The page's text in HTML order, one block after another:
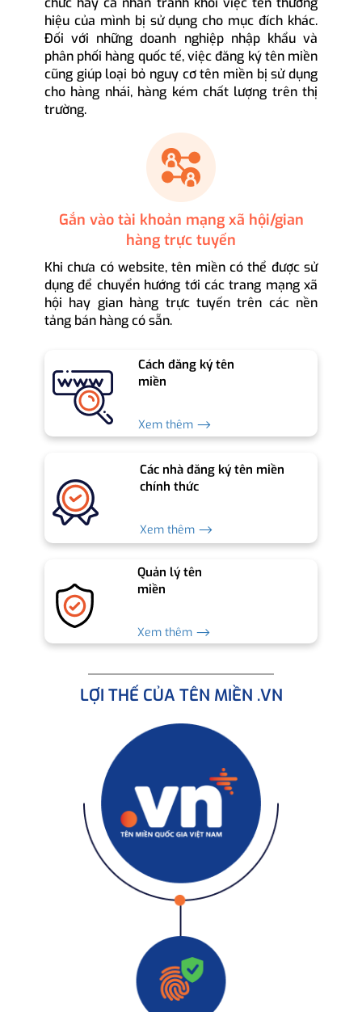
hiệu của mình bị sử dụng cho mục đích khác.
Đối với những doanh nghiệp nhập khẩu và
phân phối hàng quốc tế, việc đăng ký tên miền
cũng giúp loại bỏ nguy cơ tên miền bị sử dụng
cho hàng nhái, hàng kém chất lượng trên thị
trường.
Gắn vào tài khoản mạng xã hội/gian
hàng trực tuyến
Khi chưa có website, tên miền có thể được sử
dụng để chuyển hướng tới các trang mạng xã
hội hay gian hàng trực tuyến trên các nền
tảng bán hàng có sẵn.
Cách đăng ký tên
miền
Xem thêm ⟶
Các nhà đăng ký tên miền
chính thức
Xem thêm ⟶
Quản lý tên
miền
Xem thêm ⟶
LỢI THẾ CỦA TÊN MIỀN .VN